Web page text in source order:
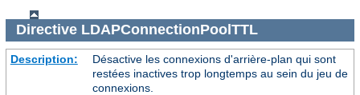
Directive LDAPConnectionPoolTTL
Description:
Désactive les connexions d'arrière-plan qui sont
restées inactives trop longtemps au sein du jeu de
connexions.